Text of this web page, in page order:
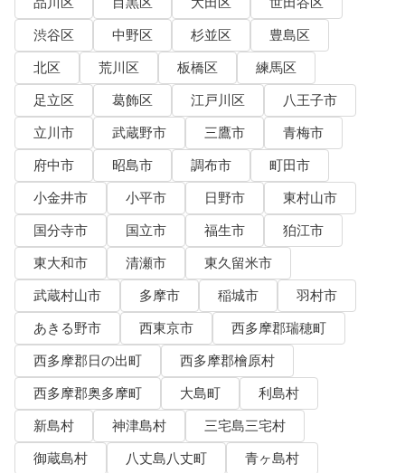
渋谷区
中野区 杉並区
豊島区
北区
荒川区 板橋区
練馬区
足立区
葛飾区 江戸川区
八王子市
立川市
武蔵野市 三鷹市
青梅市
府中市
昭島市 調布市
町田市
小金井市
小平市 日野市
東村山市
国分寺市
国立市 福生市
狛江市
東大和市
清瀬市
東久留米市
武蔵村山市
多摩市 稲城市
羽村市
あきる野市
西東京市
西多摩郡瑞穂町
西多摩郡日の出町
西多摩郡檜原村
西多摩郡奥多摩町
大島町
利島村
新島村
神津島村
三宅島三宅村
御蔵島村
八丈島八丈町 青ヶ島村